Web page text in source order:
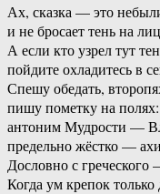
Ах, сказка — это
и не бросает тень на
А если кто узрел тут
пойдите охладитесь в
Спешу обедать,
пишу пометку на полях:
антоним Мудрости —
предельно жёстко —
Дословно с греческого
Когда ум крепок